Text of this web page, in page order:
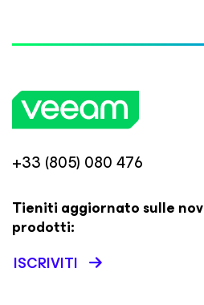
+33 (805) 080 476
Tieniti aggiornato sulle
prodotti:
ISCRIVITI